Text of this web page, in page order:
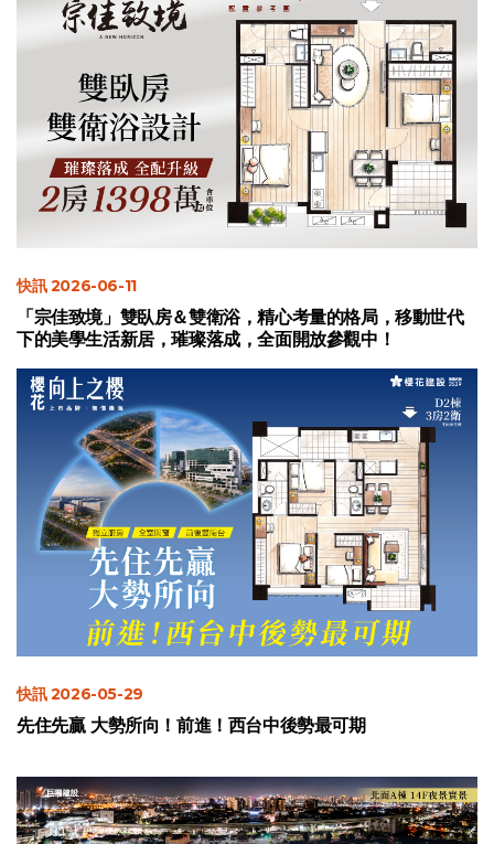
快訊 2026-06-11
「宗佳致境」雙臥房＆雙衛浴，精心考量的格局，移動世代
下的美學生活新居，璀璨落成，全面開放參觀中！
快訊 2026-05-29
先住先贏 大勢所向！前進！西台中後勢最可期